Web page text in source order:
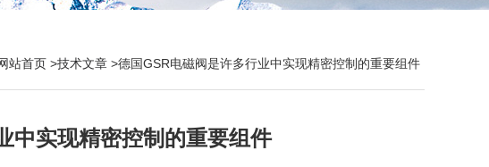
站首页 >技术文章 >德国GSR电磁阀是许多行业中实现精密控制的重要组件
中实现精密控制的重要组件